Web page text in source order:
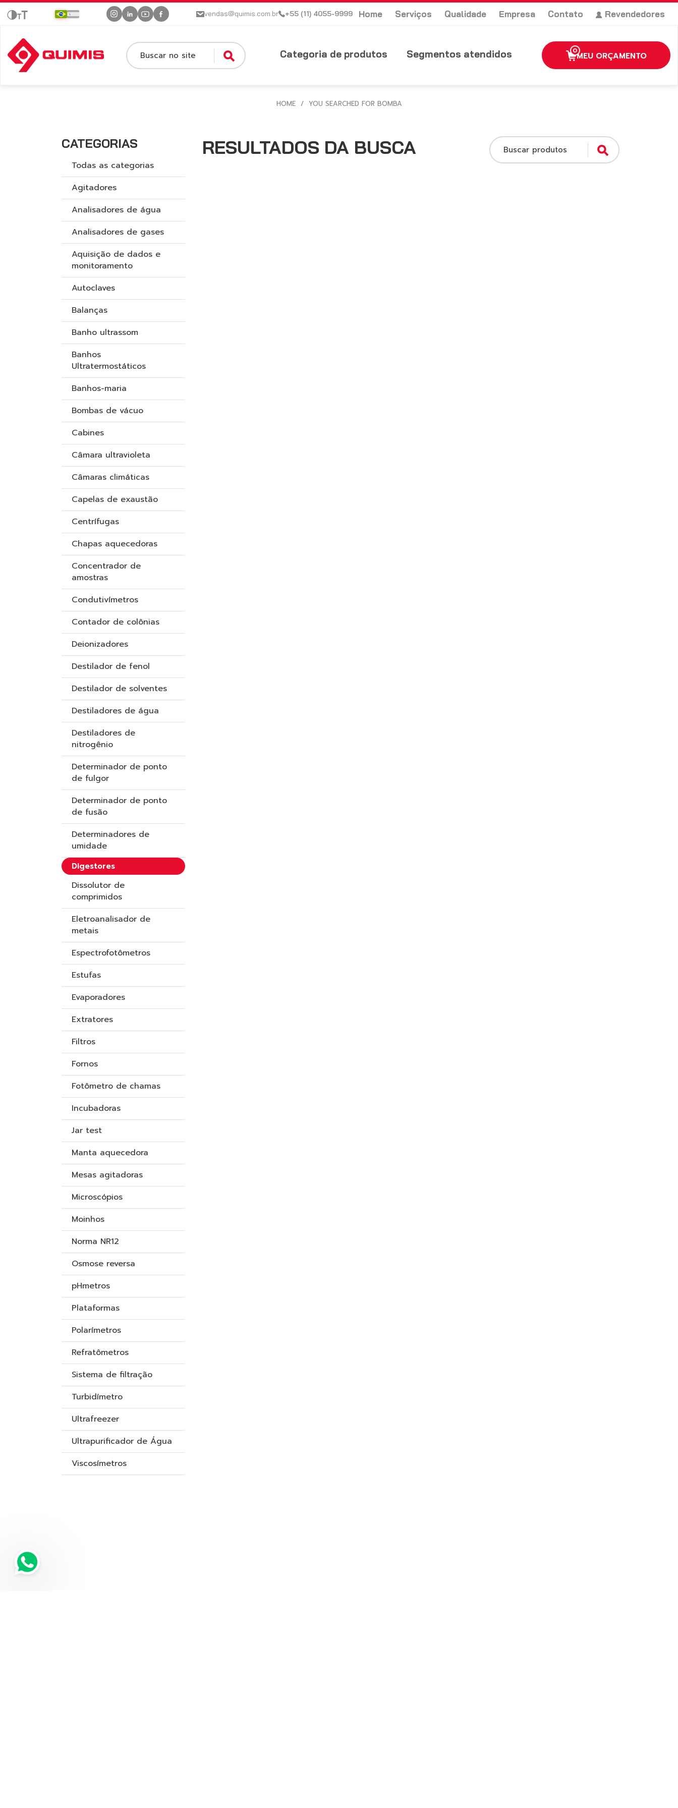
vendas@quimis.com.br +55 (11) 4055-9999 Home Serviços Qualidade Empresa Contato Revendedores
Buscar no site Categoria de produtos Segmentos atendidos 0MEU ORÇAMENTO
HOME / YOU SEARCHED FOR BOMBA
CATEGORIAS
Todas as categorias
Agitadores
Analisadores de água
Analisadores de gases
Aquisição de dados e
monitoramento
Autoclaves
Balanças
Banho ultrassom
Banhos
Ultratermostáticos
Banhos-maria
Bombas de vácuo
Cabines
Câmara ultravioleta
Câmaras climáticas
Capelas de exaustão
Centrífugas
Chapas aquecedoras
Concentrador de
amostras
Condutivímetros
Contador de colônias
Deionizadores
Destilador de fenol
Destilador de solventes
Destiladores de água
Destiladores de
nitrogênio
Determinador de ponto
de fulgor
Determinador de ponto
de fusão
Determinadores de
umidade
Digestores
Dissolutor de
comprimidos
Eletroanalisador de
metais
Espectrofotômetros
Estufas
Evaporadores
Extratores
Filtros
Fornos
Fotômetro de chamas
Incubadoras
Jar test
Manta aquecedora
Mesas agitadoras
Microscópios
Moinhos
Norma NR12
Osmose reversa
pHmetros
Plataformas
Polarímetros
Refratômetros
Sistema de filtração
Turbidímetro
Ultrafreezer
Ultrapurificador de Água
Viscosímetros
RESULTADOS DA BUSCA Buscar produtos